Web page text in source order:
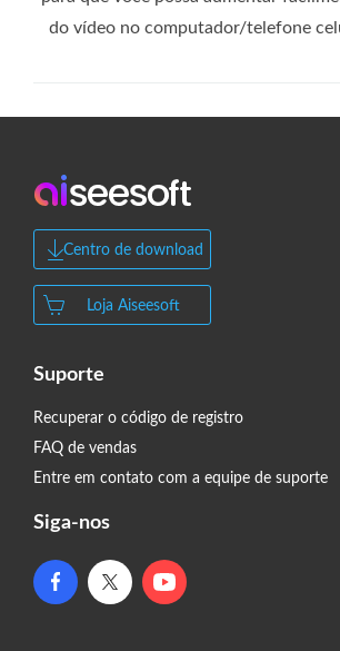
do vídeo no computador/telefone
Centro de download
Loja Aiseesoft
Suporte
Recuperar o código de registro
FAQ de vendas
Entre em contato com a equipe de suporte
Siga-nos